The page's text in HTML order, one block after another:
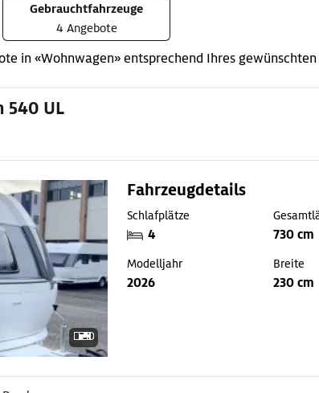
Gebrauchtfahrzeuge
4 Angebote
in «Wohnwagen» entsprechend Ihres
540 UL
Fahrzeugdetails
Schlafplätze
4 730 cm
Modelljahr
2026
Breite
230 cm